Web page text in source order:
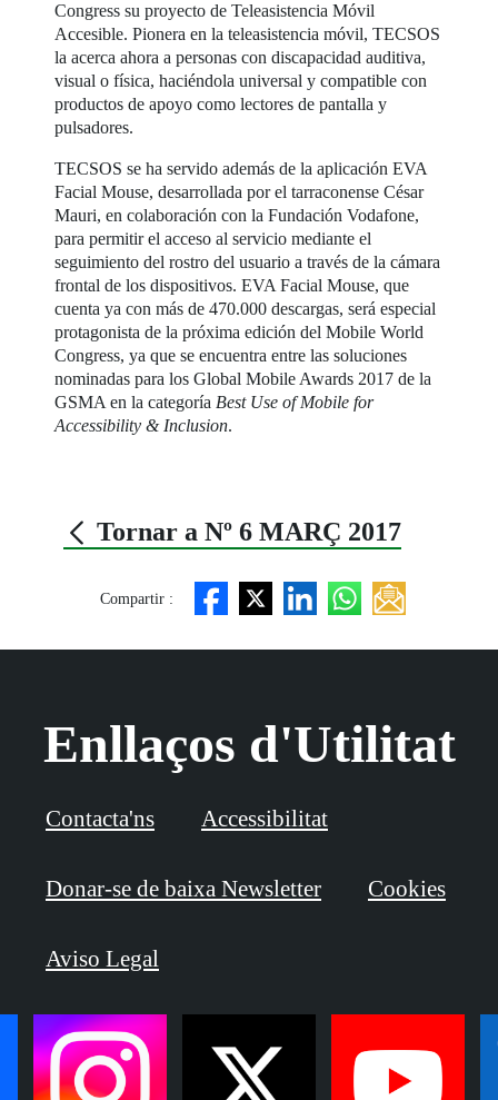
Congress su proyecto de Teleasistencia Móvil
Accesible. Pionera en la teleasistencia móvil, TECSOS
la acerca ahora a personas con discapacidad auditiva,
visual o física, haciéndola universal y compatible con
productos de apoyo como lectores de pantalla y
pulsadores.
TECSOS se ha servido además de la aplicación EVA
Facial Mouse, desarrollada por el tarraconense César
Mauri, en colaboración con la Fundación Vodafone,
para permitir el acceso al servicio mediante el
seguimiento del rostro del usuario a través de la cámara
frontal de los dispositivos. EVA Facial Mouse, que
cuenta ya con más de 470.000 descargas, será especial
protagonista de la próxima edición del Mobile World
Congress, ya que se encuentra entre las soluciones
nominadas para los Global Mobile Awards 2017 de la
GSMA en la categoría Best Use of Mobile for
Accessibility & Inclusion.
Tornar a Nº 6 MARÇ 2017
Compartir :
Enllaços d'Utilitat
Contacta'ns Accessibilitat
Donar-se de baixa Newsletter Cookies
Aviso Legal